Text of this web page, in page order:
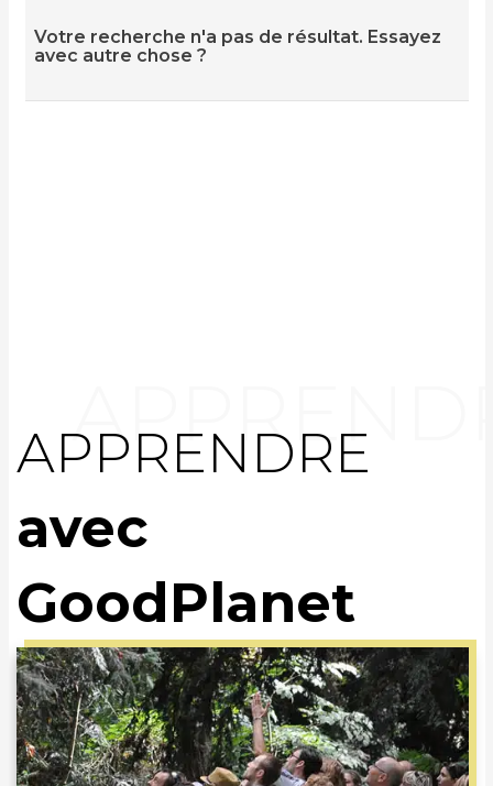
Votre recherche n'a pas de résultat. Essayez
avec autre chose ?
APPRENDRE
avec
GoodPlanet